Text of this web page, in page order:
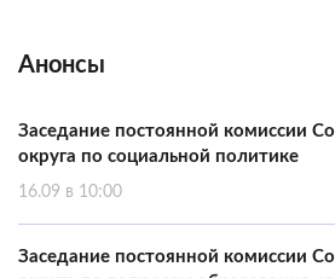
Анонсы
Заседание постоянной комиссии
округа по социальной политике
16.09 в 10:00
Заседание постоянной комиссии